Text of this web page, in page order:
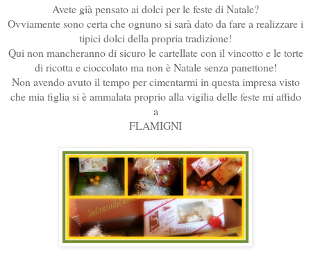
Avete già pensato ai dolci per le feste di Natale?
Ovviamente sono certa che ognuno si sarà dato da fare a realizzare i
tipici dolci della propria tradizione!
Qui non mancheranno di sicuro le cartellate con il vincotto e le torte
di ricotta e cioccolato ma non è Natale senza panettone!
Non avendo avuto il tempo per cimentarmi in questa impresa visto
che mia figlia si è ammalata proprio alla vigilia delle feste mi affido
a
FLAMIGNI